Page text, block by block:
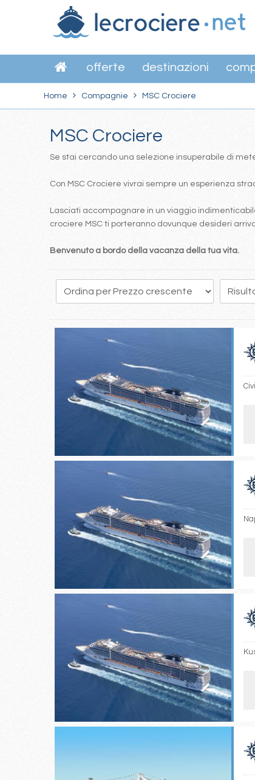
offerte destinazioni
Home Compagnie MSC Crociere
MSC Crociere
Se stai cercando una selezione insuperabile di
Con MSC Crociere vivrai sempre un esperienza
Lasciati accompagnare in un viaggio
crociere MSC ti porteranno dovunque desideri
Benvenuto a bordo della vacanza della tua vita.
215 216 217 218 219 220